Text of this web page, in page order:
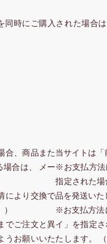
同時にご購入された場合
合、商品また
場合は、 メー
により交換で
でご注文と異
うお願いいた
当サイトは「
※お支払方法
指定された
品を発送いた
※お支払方法
イ」を指定
たします。